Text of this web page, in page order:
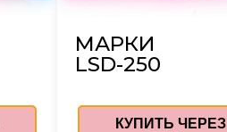
МАРКИ
LSD-250
КУПИТЬ ЧЕРЕЗ